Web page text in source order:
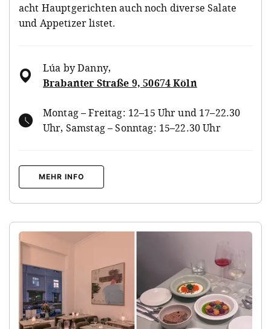
acht Hauptgerichten auch noch diverse Salate
und Appetizer listet.
Lúa by Danny,
Brabanter Straße 9, 50674 Köln
Montag – Freitag: 12–15 Uhr und 17–22.30
Uhr, Samstag – Sonntag: 15–22.30 Uhr
MEHR INFO